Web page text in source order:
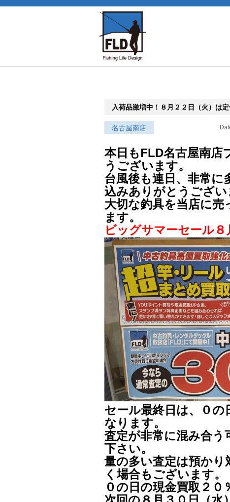
入荷品激増中！８月２２日（火）は定
名古屋南店
本日もFLD名古屋南店
うございます。
台風後も連日、非常に
込みありがとうござい
大切な釣具を当店に
ます。
ビッグサマーセール８
セール最終日は、０の
なります。
査定が非常に混み合
下さい。
量の多い査定は預か
く場合もございます。
０の日の現金買取２０